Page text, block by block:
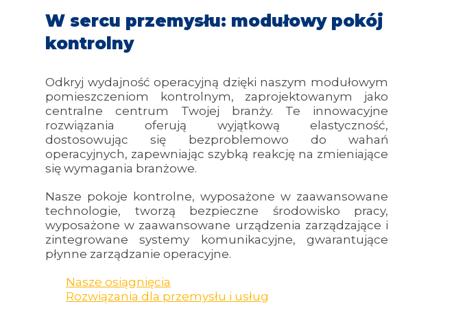
W sercu przemysłu: modułowy pokój
kontrolny
Odkryj wydajność operacyjną dzięki naszym modułowym
pomieszczeniom kontrolnym, zaprojektowanym jako
centralne centrum Twojej branży. Te innowacyjne
rozwiązania oferują wyjątkową elastyczność,
dostosowując się bezproblemowo do wahań
operacyjnych, zapewniając szybką reakcję na zmieniające
się wymagania branżowe.
Nasze pokoje kontrolne, wyposażone w zaawansowane
technologie, tworzą bezpieczne środowisko pracy,
wyposażone w zaawansowane urządzenia zarządzające i
zintegrowane systemy komunikacyjne, gwarantujące
płynne zarządzanie operacyjne.
Nasze osiągnięcia
Rozwiązania dla przemysłu i usług